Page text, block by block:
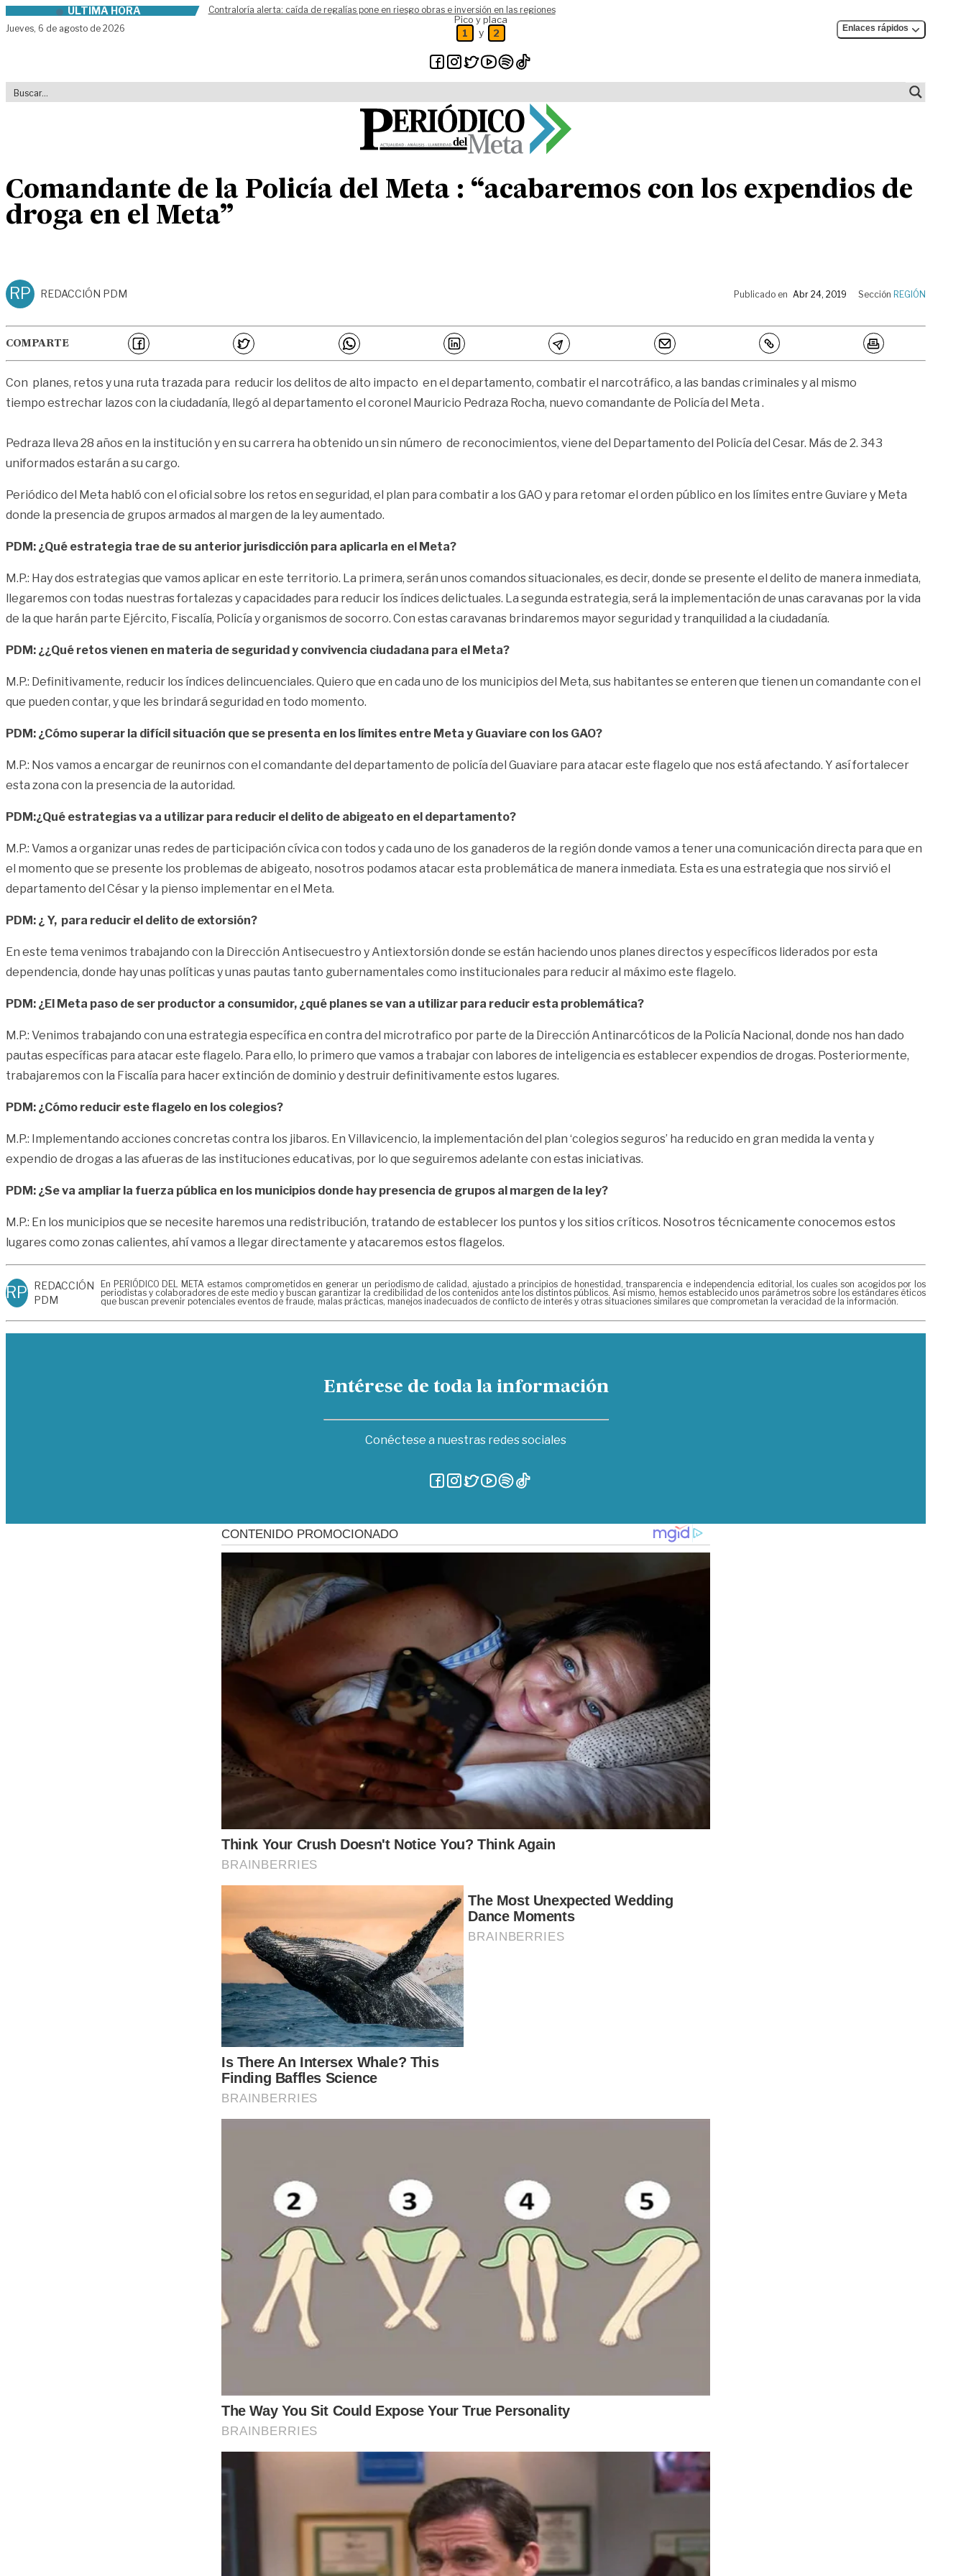
Skip to contentÚLTIMA HORA
Contraloría alerta: caída de regalías pone en riesgo obras e inversión en las regiones
Jueves, 6 de agosto de 2026
Pico y placa
1 y 2 Enlaces rápidos
Comandante de la Policía del Meta : “acabaremos con los expendios de
droga en el Meta”
RP REDACCIÓN PDM Publicado en Abr 24, 2019 Sección REGIÓN
COMPARTE
Con planes, retos y una ruta trazada para reducir los delitos de alto impacto en el departamento, combatir el narcotráfico, a las bandas criminales y al mismo
tiempo estrechar lazos con la ciudadanía, llegó al departamento el coronel Mauricio Pedraza Rocha, nuevo comandante de Policía del Meta .
Pedraza lleva 28 años en la institución y en su carrera ha obtenido un sin número de reconocimientos, viene del Departamento del Policía del Cesar. Más de 2. 343
uniformados estarán a su cargo.
Periódico del Meta habló con el oficial sobre los retos en seguridad, el plan para combatir a los GAO y para retomar el orden público en los límites entre Guviare y Meta
donde la presencia de grupos armados al margen de la ley aumentado.
PDM: ¿Qué estrategia trae de su anterior jurisdicción para aplicarla en el Meta?
M.P.: Hay dos estrategias que vamos aplicar en este territorio. La primera, serán unos comandos situacionales, es decir, donde se presente el delito de manera inmediata,
llegaremos con todas nuestras fortalezas y capacidades para reducir los índices delictuales. La segunda estrategia, será la implementación de unas caravanas por la vida
de la que harán parte Ejército, Fiscalía, Policía y organismos de socorro. Con estas caravanas brindaremos mayor seguridad y tranquilidad a la ciudadanía.
PDM: ¿¿Qué retos vienen en materia de seguridad y convivencia ciudadana para el Meta?
M.P.: Definitivamente, reducir los índices delincuenciales. Quiero que en cada uno de los municipios del Meta, sus habitantes se enteren que tienen un comandante con el
que pueden contar, y que les brindará seguridad en todo momento.
PDM: ¿Cómo superar la difícil situación que se presenta en los límites entre Meta y Guaviare con los GAO?
M.P.: Nos vamos a encargar de reunirnos con el comandante del departamento de policía del Guaviare para atacar este flagelo que nos está afectando. Y así fortalecer
esta zona con la presencia de la autoridad.
PDM:¿Qué estrategias va a utilizar para reducir el delito de abigeato en el departamento?
M.P.: Vamos a organizar unas redes de participación cívica con todos y cada uno de los ganaderos de la región donde vamos a tener una comunicación directa para que en
el momento que se presente los problemas de abigeato, nosotros podamos atacar esta problemática de manera inmediata. Esta es una estrategia que nos sirvió el
departamento del César y la pienso implementar en el Meta.
PDM: ¿ Y, para reducir el delito de extorsión?
En este tema venimos trabajando con la Dirección Antisecuestro y Antiextorsión donde se están haciendo unos planes directos y específicos liderados por esta
dependencia, donde hay unas políticas y unas pautas tanto gubernamentales como institucionales para reducir al máximo este flagelo.
PDM: ¿El Meta paso de ser productor a consumidor, ¿qué planes se van a utilizar para reducir esta problemática?
M.P.: Venimos trabajando con una estrategia específica en contra del microtrafico por parte de la Dirección Antinarcóticos de la Policía Nacional, donde nos han dado
pautas específicas para atacar este flagelo. Para ello, lo primero que vamos a trabajar con labores de inteligencia es establecer expendios de drogas. Posteriormente,
trabajaremos con la Fiscalía para hacer extinción de dominio y destruir definitivamente estos lugares.
PDM: ¿Cómo reducir este flagelo en los colegios?
M.P.: Implementando acciones concretas contra los jibaros. En Villavicencio, la implementación del plan ‘colegios seguros’ ha reducido en gran medida la venta y
expendio de drogas a las afueras de las instituciones educativas, por lo que seguiremos adelante con estas iniciativas.
PDM: ¿Se va ampliar la fuerza pública en los municipios donde hay presencia de grupos al margen de la ley?
M.P.: En los municipios que se necesite haremos una redistribución, tratando de establecer los puntos y los sitios críticos. Nosotros técnicamente conocemos estos
lugares como zonas calientes, ahí vamos a llegar directamente y atacaremos estos flagelos.
RP REDACCIÓN
PDM
En PERIÓDICO DEL META estamos comprometidos en generar un periodismo de calidad, ajustado a principios de honestidad, transparencia e independencia editorial, los cuales son acogidos por los
periodistas y colaboradores de este medio y buscan garantizar la credibilidad de los contenidos ante los distintos públicos. Así mismo, hemos establecido unos parámetros sobre los estándares éticos
que buscan prevenir potenciales eventos de fraude, malas prácticas, manejos inadecuados de conflicto de interés y otras situaciones similares que comprometan la veracidad de la información.
Entérese de toda la información
Conéctese a nuestras redes sociales